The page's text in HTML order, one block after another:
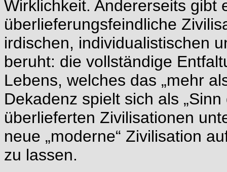
Wirklichkeit. Andererseits gibt
überlieferungsfeindliche
irdischen, individualistischen
beruht: die vollständige
Lebens, welches das „mehr
Dekadenz spielt sich als
überlieferten Zivilisationen
neue „moderne“ Zivilisation
zu lassen.